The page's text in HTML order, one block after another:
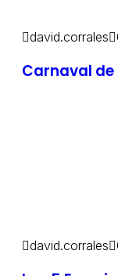
david.corrales
Carnaval
david.corrales